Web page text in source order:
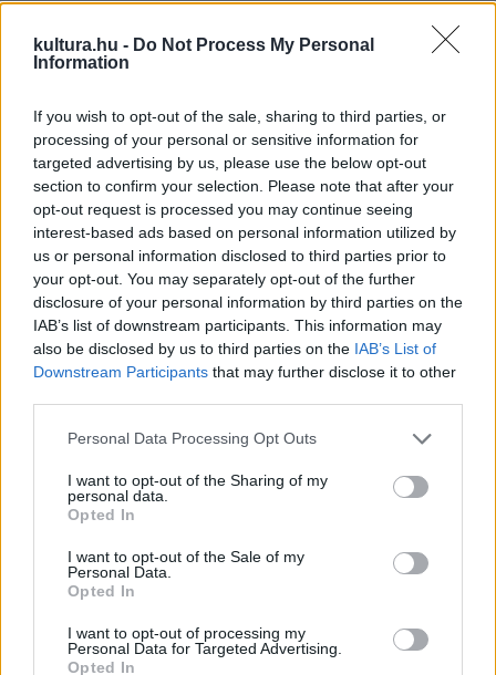
kultura.hu - Do Not Process My Personal
Information
If you wish to opt-out of the sale, sharing to third parties, or
processing of your personal or sensitive information for
targeted advertising by us, please use the below opt-out
section to confirm your selection. Please note that after your
opt-out request is processed you may continue seeing
interest-based ads based on personal information utilized by
us or personal information disclosed to third parties prior to
your opt-out. You may separately opt-out of the further
disclosure of your personal information by third parties on the
IAB’s list of downstream participants. This information may
also be disclosed by us to third parties on the IAB’s List of
Downstream Participants that may further disclose it to other
Please note that this website/app uses one or more Google
not limited to your visit or usage behaviour. You may click to
grant or deny consent to Google and its third-party tags to
use your data for below specified purposes in below Google
consent section.
Personal Data Processing Opt Outs
I want to opt-out of the Sharing of my
personal data.
Opted In
I want to opt-out of the Sale of my
Personal Data.
Opted In
I want to opt-out of processing my
Personal Data for Targeted Advertising.
Opted In
KULTPOL
Miskolci gyűjtemény lett az Év Nagy
A Múzeumok Majálisa megnyitóünnepségén, május 25-én
adta át Az Év Múzeuma 2024 pályázat győzteseinek járó
elismeréseket a Pulszky Társaság.
KULTPOL
A VEB2023 EKF legszebb pillanatait idéző
kiállítás nyílt a Laczkó Dezső Múzeumban
A Veszprém–Balaton 2023 Európa Kulturális Fővárosa
program az utóbbi évek legjelentősebb és legsikeresebb
Bakony–Balaton régióban.
TUDOMÁNY
Első világháborús karabélyokat adtak át a
tűzszerészek a veszprémi Laczkó Dezső
Múzeumnak
Három, az első világháború idejéből származó karabélyt
adtak át a Magyar Honvédség 1. Tűzszerész és Folyamőr